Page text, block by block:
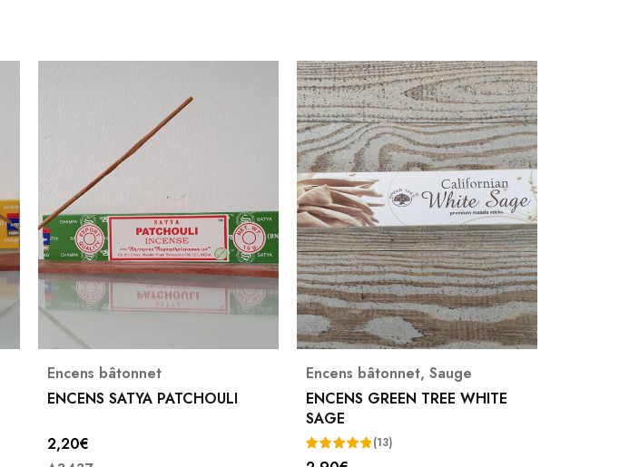
Encens bâtonnet
ENCENS SATYA PATCHOULI
2,20€
Encens bâtonnet, Sauge
ENCENS GREEN TREE WHITE
SAGE
(13)